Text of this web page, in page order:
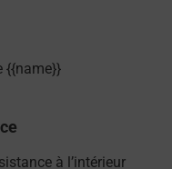
à l’intérieur